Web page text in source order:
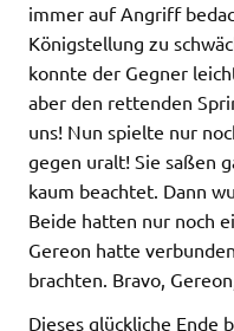
immer auf Angriff
Königstellung zu
konnte der Gegner
aber den rettenden
uns! Nun spielte nur
gegen uralt! Sie saßen
kaum beachtet. Dann
Beide hatten nur noch
Gereon hatte
brachten. Bravo,
Dieses glückliche Ende